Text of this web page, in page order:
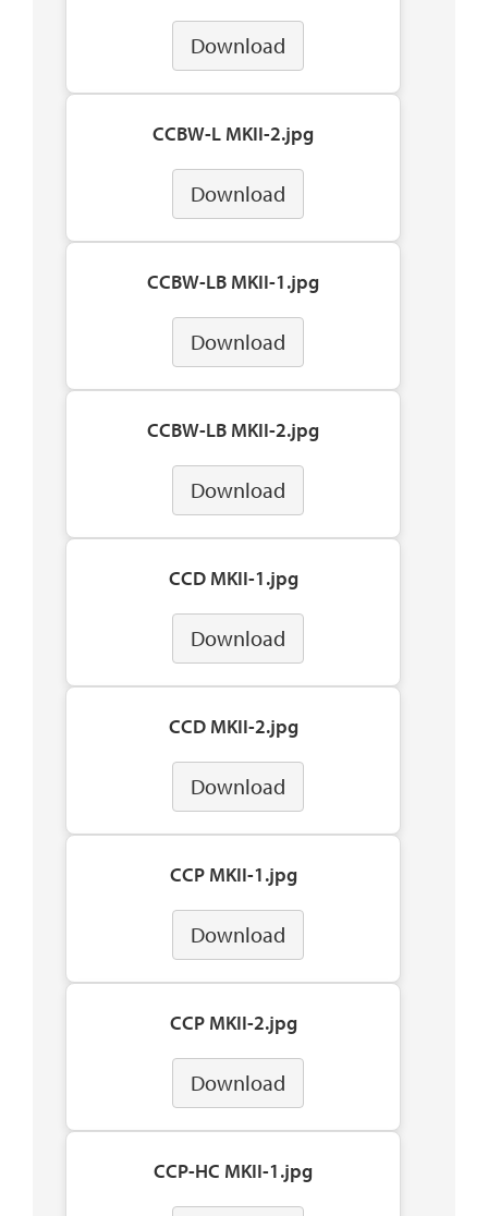
Download
CCBW-L MKII-2.jpg
Download
CCBW-LB MKII-1.jpg
Download
CCBW-LB MKII-2.jpg
Download
CCD MKII-1.jpg
Download
CCD MKII-2.jpg
Download
CCP MKII-1.jpg
Download
CCP MKII-2.jpg
Download
CCP-HC MKII-1.jpg